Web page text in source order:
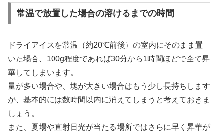
常温で放置した場合の溶けるまでの時間
ドライアイスを常温（約20℃前後）の室内にそのまま置
いた場合、100g程度であれば30分から1時間ほどで全て昇
華してしまいます。
量が多い場合や、塊が大きい場合はもう少し長持ちします
が、基本的には数時間以内に消えてしまうと考えておきま
しょう。
また、夏場や直射日光が当たる場所ではさらに早く昇華が